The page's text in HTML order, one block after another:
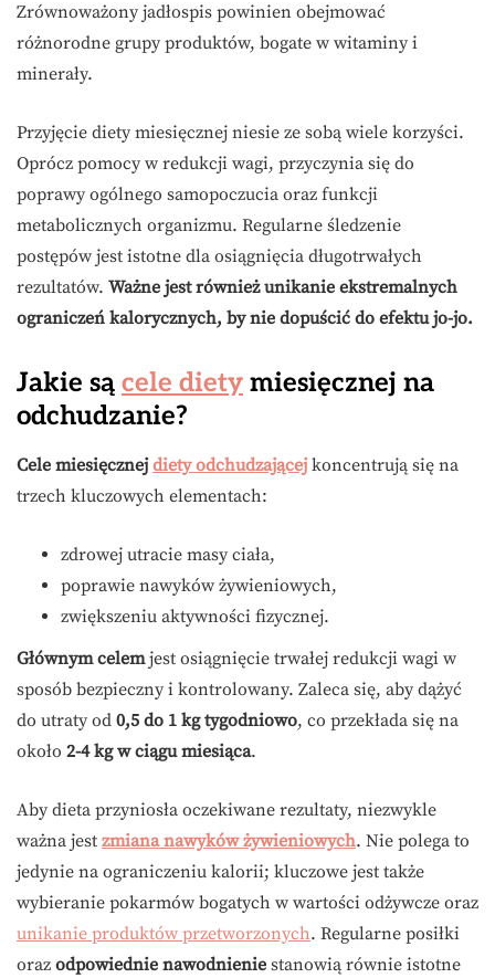
Zrównoważony jadłospis powinien obejmować
różnorodne grupy produktów, bogate w witaminy i
minerały.
Przyjęcie diety miesięcznej niesie ze sobą wiele korzyści.
Oprócz pomocy w redukcji wagi, przyczynia się do
poprawy ogólnego samopoczucia oraz funkcji
metabolicznych organizmu. Regularne śledzenie
postępów jest istotne dla osiągnięcia długotrwałych
rezultatów. Ważne jest również unikanie ekstremalnych
ograniczeń kalorycznych, by nie dopuścić do efektu jo-jo.
Jakie są cele diety miesięcznej na
odchudzanie?
Cele miesięcznej diety odchudzającej koncentrują się na
trzech kluczowych elementach:
zdrowej utracie masy ciała,
poprawie nawyków żywieniowych,
zwiększeniu aktywności fizycznej.
Głównym celemjest osiągnięcie trwałej redukcji wagi w
sposób bezpieczny i kontrolowany. Zaleca się, aby dążyć
do utraty od 0,5 do 1 kg tygodniowo, co przekłada się na
około 2-4 kg w ciągu miesiąca.
Aby dieta przyniosła oczekiwane rezultaty, niezwykle
ważna jest zmiana nawyków żywieniowych. Nie polega to
jedynie na ograniczeniu kalorii; kluczowe jest także
wybieranie pokarmów bogatych w wartości odżywcze oraz
unikanie produktów przetworzonych. Regularne posiłki
oraz odpowiednie nawodnienie stanowią równie istotne